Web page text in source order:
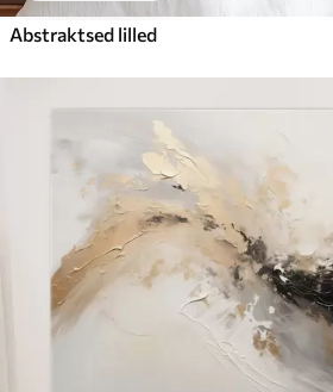
Abstraktsed lilled